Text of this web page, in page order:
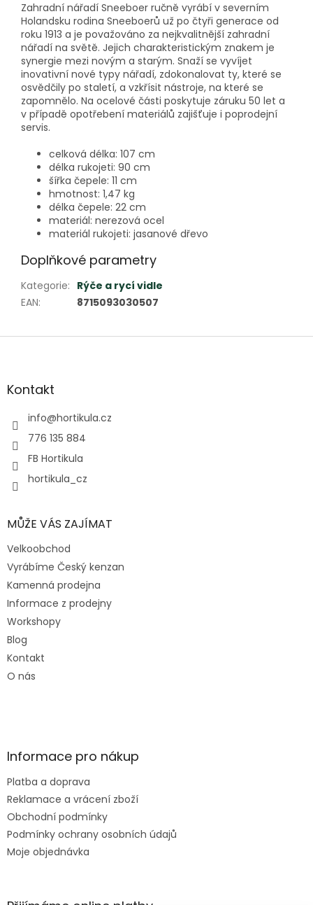
Zahradní nářadí Sneeboer ručně vyrábí v severním
Holandsku rodina Sneeboerů už po čtyři generace od
roku 1913 a je považováno za nejkvalitnější zahradní
nářadí na světě. Jejich charakteristickým znakem je
synergie mezi novým a starým. Snaží se vyvíjet
inovativní nové typy nářadí, zdokonalovat ty, které se
osvědčily po staletí, a vzkřísit nástroje, na které se
zapomnělo. Na ocelové části poskytuje záruku 50 let a
v případě opotřebení materiálů zajišťuje i poprodejní
servis.
celková délka: 107 cm
délka rukojeti: 90 cm
šířka čepele: 11 cm
hmotnost: 1,47 kg
délka čepele: 22 cm
materiál: nerezová ocel
materiál rukojeti: jasanové dřevo
Doplňkové parametry
Kategorie: Rýče a rycí vidle
EAN: 8715093030507
Z
aKontakt
info@hortikula.cz
776 135 884
FB Hortikula
hortikula_cz
MŮŽE VÁS ZAJÍMAT
Velkoobchod
Vyrábíme Český kenzan
Kamenná prodejna
Informace z prodejny
Workshopy
Blog
Kontakt
O nás
Informace pro nákup
Platba a doprava
Reklamace a vrácení zboží
Obchodní podmínky
Podmínky ochrany osobních údajů
Moje objednávka